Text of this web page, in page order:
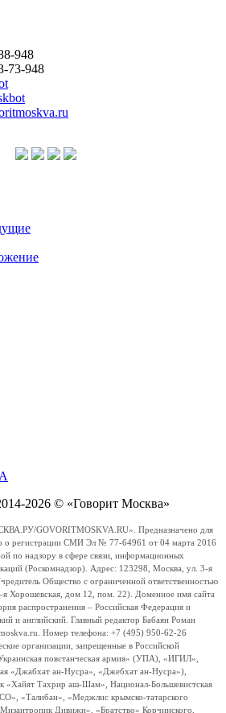
948
73-948
2026 © «Говорит Москва»
GOVORITMOSKVA.RU». Предназначено для
о регистрации СМИ Эл № 77-64961 от 04 марта 2016
по надзору в сфере связи, информационных
(Роскомнадзор). Адрес: 123298, Москва, ул. 3-я
Общество с ограниченной ответственностью
Хорошевская, дом 12, пом. 22). Доменное имя сайта
распространения – Российская Федерация и
и английский. Главный редактор Бабаян Роман
Номер телефона: +7 (495) 950-62-26
организации, запрещенные в Российской
повстанческая армия» (УПА), «ИГИЛ»,
«Джабхат ан-Нусра», «Джебхат ан-Нусра»),
«Хайят Тахрир аш-Шам», Национал-Большевистская
«Талибан», «Меджлис крымско-татарского
Дивижн», «Братство» Корчинского,